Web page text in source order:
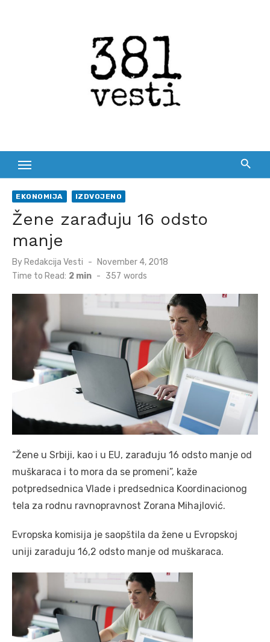
EKONOMIJA IZDVOJENO
Žene zarađuju 16 odsto
manje
By Redakcija Vesti
Posted
November 4, 2018
Time to Read: 2 min - 357 words
“Žene u Srbiji, kao i u EU, zarađuju 16 odsto manje od
muškaraca i to mora da se promeni”, kaže
potpredsednica Vlade i predsednica Koordinacionog
tela za rodnu ravnopravnost Zorana Mihajlović.
Evropska komisija je saopštila da žene u Evropskoj
uniji zaraduju 16,2 odsto manje od muškaraca.